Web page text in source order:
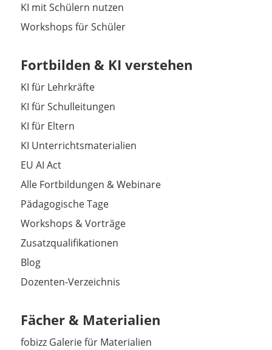
KI mit Schülern nutzen
Workshops für Schüler
Fortbilden & KI verstehen
KI für Lehrkräfte
KI für Schulleitungen
KI für Eltern
KI Unterrichtsmaterialien
EU AI Act
Alle Fortbildungen & Webinare
Pädagogische Tage
Workshops & Vorträge
Zusatzqualifikationen
Blog
Dozenten-Verzeichnis
Fächer & Materialien
fobizz Galerie für Materialien